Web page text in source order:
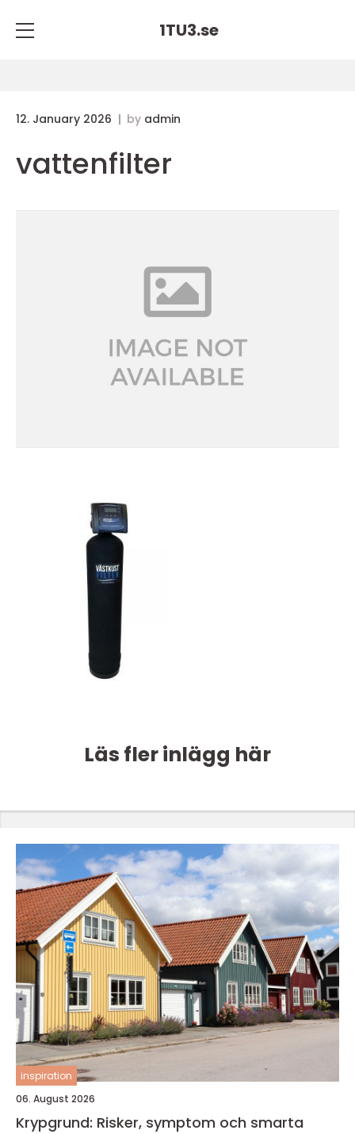
1TU3.se
12. January 2026 by admin
vattenfilter
Läs fler inlägg här
inspiration
06. August 2026
Krypgrund: Risker, symptom och smarta